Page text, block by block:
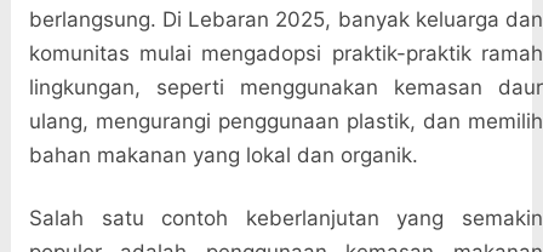
berlangsung. Di Lebaran 2025, banyak keluarga dan
komunitas mulai mengadopsi praktik-praktik ramah
lingkungan, seperti menggunakan kemasan daur
ulang, mengurangi penggunaan plastik, dan memilih
bahan makanan yang lokal dan organik.
Salah satu contoh keberlanjutan yang semakin